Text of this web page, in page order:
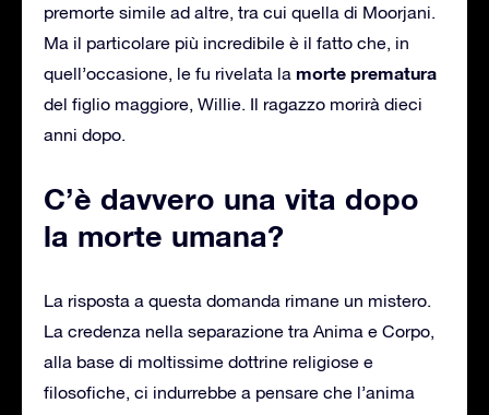
premorte simile ad altre, tra cui quella di Moorjani.
Ma il particolare più incredibile è il fatto che, in
quell’occasione, le fu rivelata la morte prematura
del figlio maggiore, Willie. Il ragazzo morirà dieci
anni dopo.
C’è davvero una vita dopo
la morte umana?
La risposta a questa domanda rimane un mistero.
La credenza nella separazione tra Anima e Corpo,
alla base di moltissime dottrine religiose e
filosofiche, ci indurrebbe a pensare che l’anima